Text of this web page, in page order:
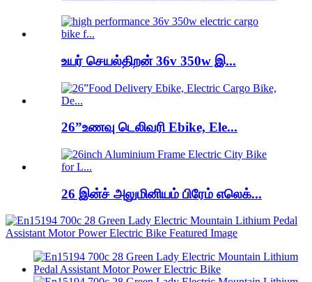
உயர் செயல்திறன் 36v 350w இ...
26”உணவு டெலிவரி Ebike, Ele...
26 இன்ச் அலுமினியம் பிரேம் எலெக்...